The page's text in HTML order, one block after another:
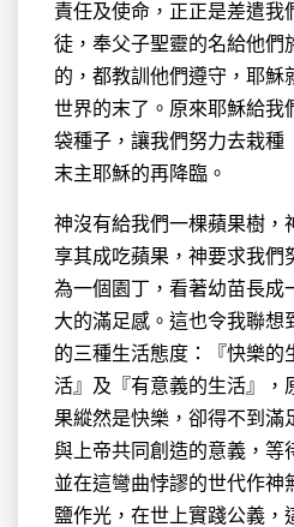
責任及使命，正正是差遣我
徒，奉父子聖靈的名給他們
的，都教訓他們遵守，耶穌
世界的末了。原來耶穌給我
袋種子，讓我們努力去栽種
末主耶穌的再降臨。
神沒有給我們一棵蘋果樹，
享其成吃蘋果，神要求我們
為一個園丁，看著幼苗長成
大的滿足感。這也令我聯想
的三種生活態度：『快樂的
活』及『有意義的生活』，
果縱然是快樂，卻得不到滿
與上帝共同創造的意義，等
並在這彎曲悖謬的世代作神
鹽作光，在世上實踐公義，